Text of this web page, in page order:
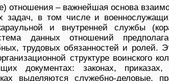
отношения – важнейшая основа
задач, в том числе и
и внутренней службы
данных отношений
трудовых обязанностей и ролей.
структуре воинского
документах: законах,
выделяются служебно-деловые,